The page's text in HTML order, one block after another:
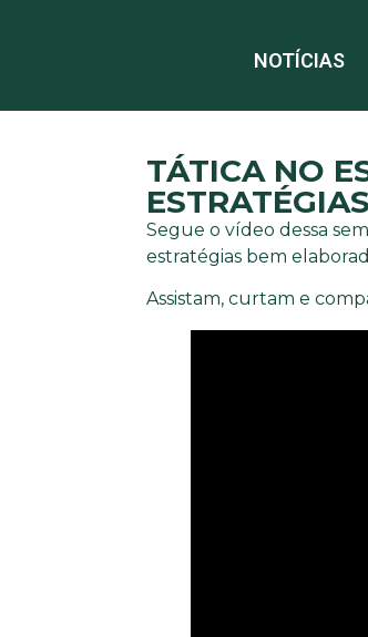
NOTÍCIAS
TÁTICA NO
Segue o vídeo dessa
estratégias bem
Assistam, curtam e